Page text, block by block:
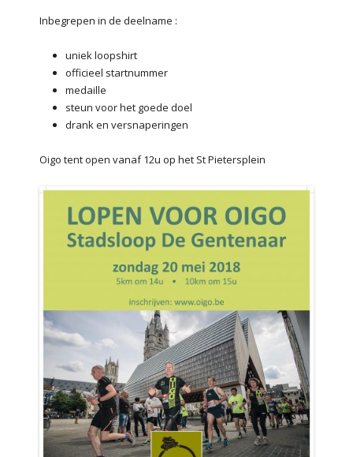
Inbegrepen in de deelname :
uniek loopshirt
officieel startnummer
medaille
steun voor het goede doel
drank en versnaperingen
Oigo tent open vanaf 12u op het St Pietersplein